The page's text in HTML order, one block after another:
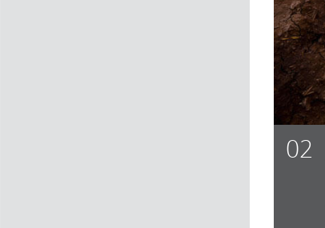
02